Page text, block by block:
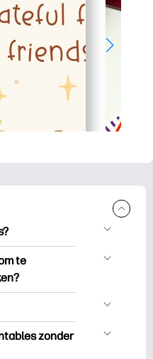
2.500
en
voor speciale
en
te
zonder een
als u zich
printables
voorraad
bepaald
zonder